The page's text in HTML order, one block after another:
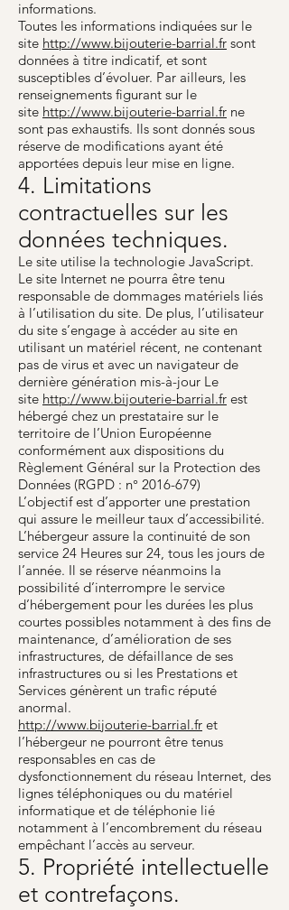
informations.
Toutes les informations indiquées sur le
site http://www.bijouterie-barrial.fr sont
données à titre indicatif, et sont
susceptibles d’évoluer. Par ailleurs, les
renseignements figurant sur le
site http://www.bijouterie-barrial.fr ne
sont pas exhaustifs. Ils sont donnés sous
réserve de modifications ayant été
apportées depuis leur mise en ligne.
4. Limitations
contractuelles sur les
données techniques.
Le site utilise la technologie JavaScript.
Le site Internet ne pourra être tenu
responsable de dommages matériels liés
à l’utilisation du site. De plus, l’utilisateur
du site s’engage à accéder au site en
utilisant un matériel récent, ne contenant
pas de virus et avec un navigateur de
dernière génération mis-à-jour Le
site http://www.bijouterie-barrial.fr est
hébergé chez un prestataire sur le
territoire de l’Union Européenne
conformément aux dispositions du
Règlement Général sur la Protection des
Données (RGPD : n° 2016-679)
L’objectif est d’apporter une prestation
qui assure le meilleur taux d’accessibilité.
L’hébergeur assure la continuité de son
service 24 Heures sur 24, tous les jours de
l’année. Il se réserve néanmoins la
possibilité d’interrompre le service
d’hébergement pour les durées les plus
courtes possibles notamment à des fins de
maintenance, d’amélioration de ses
infrastructures, de défaillance de ses
infrastructures ou si les Prestations et
Services génèrent un trafic réputé
anormal.
http://www.bijouterie-barrial.fr et
l’hébergeur ne pourront être tenus
responsables en cas de
dysfonctionnement du réseau Internet, des
lignes téléphoniques ou du matériel
informatique et de téléphonie lié
notamment à l’encombrement du réseau
empêchant l’accès au serveur.
5. Propriété intellectuelle
et contrefaçons.